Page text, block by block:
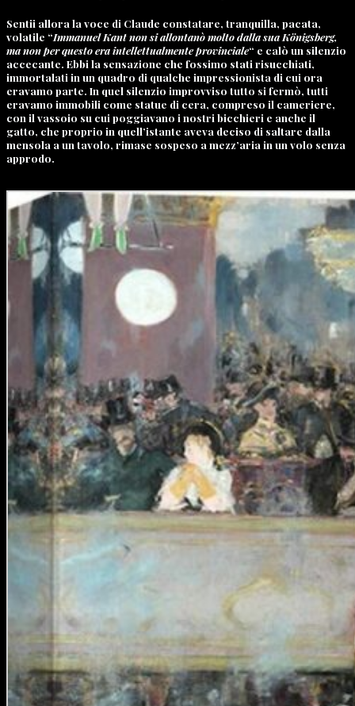
Sentii allora la voce di Claude constatare, tranquilla, pacata,
volatile “Immanuel Kantnon si allontanò molto dalla sua Königsberg,
ma non per questo era intellettualmente provinciale“ e calò un silenzio
accecante. Ebbi la sensazione che fossimo stati risucchiati,
immortalati in un quadro di qualche impressionista di cui ora
eravamo parte. In quel silenzio improvviso tutto si fermò, tutti
eravamo immobili come statue di cera, compreso il cameriere,
con il vassoio su cui poggiavano i nostri bicchieri e anche il
gatto, che proprio in quell’istante aveva deciso di saltare dalla
mensola a un tavolo, rimase sospeso a mezz’aria in un volo senza
approdo.